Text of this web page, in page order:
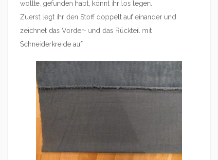
wollte, gefunden habt, könnt ihr los legen.
Zuerst legt ihr den Stoff doppelt auf einander und
zeichnet das Vorder- und das Rückteil mit
Schneiderkreide auf.